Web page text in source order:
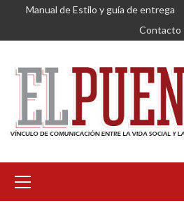
Saltar
contenido
Manual de Estilo y guía de entrega
Contacto
primario